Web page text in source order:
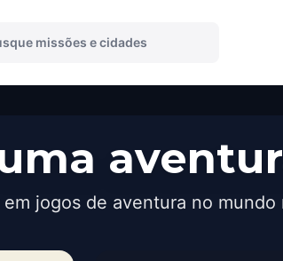
jogos de aventura no mundo